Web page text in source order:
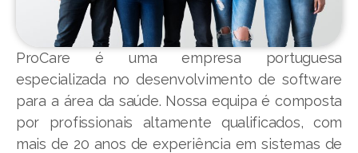
ProCare é uma empresa portuguesa
especializada no desenvolvimento de software
para a área da saúde. Nossa equipa é composta
por profissionais altamente qualificados, com
mais de 20 anos de experiência em sistemas de